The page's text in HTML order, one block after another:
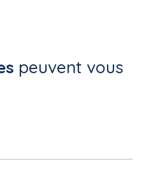
peuvent vous